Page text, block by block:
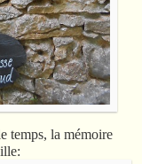
temps, la mémoire